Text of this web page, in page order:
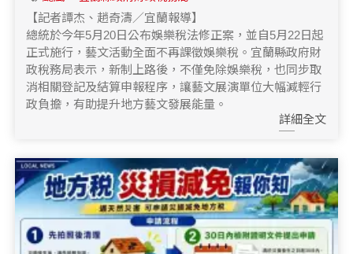
房產理財
宜蘭綠色博覽會
運動賽事
【記者譚杰、趙奇濤／宜蘭報導】
總統於今年5月20日公布娛樂稅法修正案，並自5月22日起
正式施行，藝文活動全面不再課徵娛樂稅。宜蘭縣政府財
政稅務局表示，新制上路後，不僅免除娛樂稅，也同步取
消相關登記及結算申報程序，讓藝文展演單位大幅減輕行
政負擔，有助提升地方藝文發展能量。
詳細全文